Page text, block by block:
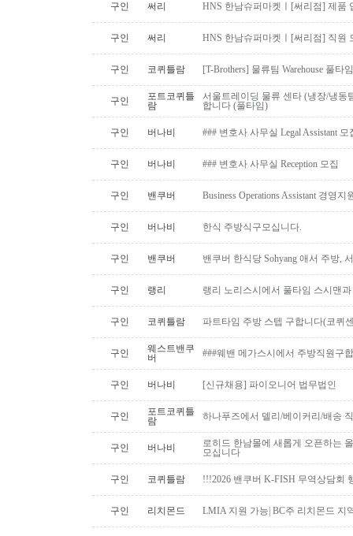
구인 써리 HNS 한남슈퍼마켓ㅣ[써리점] 제품
구인 써리 HNS 한남슈퍼마켓ㅣ[써리점] 직원
구인 코퀴틀람 [T-Brothers] 물류팀 Warehouse 풀타
구인
포트코퀴틀
람
서울트레이딩 물류 센타 (냉장/냉동
합니다 (풀타임)
구인 버나비 ### 변호사 사무실 Legal Assistant 모
구인 버나비 ### 변호사 사무실 Reception 모집
구인 밴쿠버 Business Operations Assistant 경영
구인 버나비 한식 주방식구모십니다.
구인 밴쿠버 밴쿠버 한식당 Sohyang 애서 주방,
구인 랭리 랭리 노리스시에서 풀타임 스시맨
구인 코퀴틀람 파트타임 주방 스텝 구합니다(코퀴
구인
웨스트밴쿠
버
###웨밴 메가스시에서 주방직원구
구인 버나비 [신규채용] 파이오니어 법무법인
구인
포트코퀴틀
람
하나푸즈에서 델리/베이커리/배송
구인 버나비
로히드 한남몰에 새롭게 오픈하는
모십니다
구인 코퀴틀람 !!!2026 밴쿠버 K-FISH 무역상담회
구인 리치몬드 LMIA 지원 가능| BC주 리치몬드 지